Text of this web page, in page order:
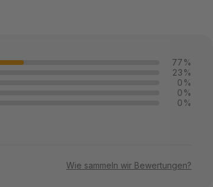
77%
23%
0%
0%
0%
Wie sammeln wir Bewertungen?